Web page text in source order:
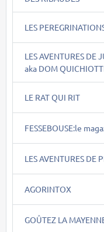
LES
LES AVENTURES DE
aka DOM
LE RAT QUI RIT
FESSEBOUSE:le
LES AVENTURES DE
AGORINTOX
GOÛTEZ LA